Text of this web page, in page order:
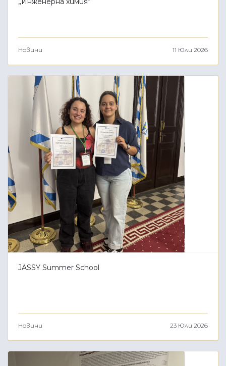
Новини 11 Юли 2026
JASSY Summer School
Новини 23 Юли 2026